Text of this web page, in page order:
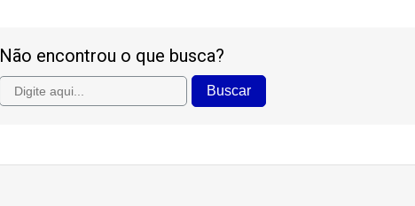
Não encontrou o que busca?